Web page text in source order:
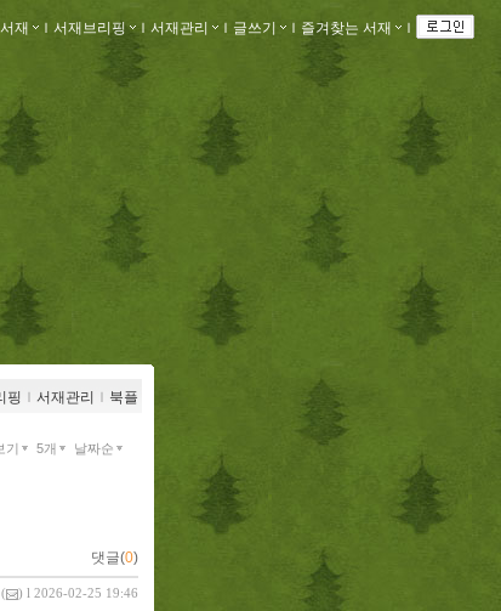
재 ｌ 서재브리핑 ｌ 서재관리 ｌ 글쓰기 ｌ 즐겨찾는 서재 ｌ
핑 ｌ 서재관리 ｌ 북플
기 5개 날짜순
댓글(0)
( ) l 2026-02-25 19:46